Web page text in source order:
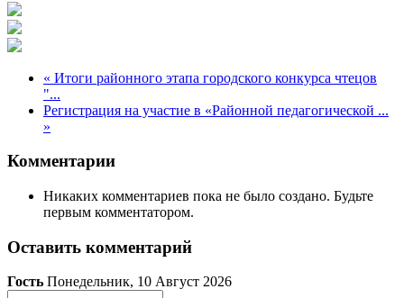
« Итоги районного этапа городского конкурса чтецов
"...
Регистрация на участие в «Районной педагогической ...
»
Комментарии
Никаких комментариев пока не было создано. Будьте
первым комментатором.
Оставить комментарий
Гость Понедельник, 10 Август 2026